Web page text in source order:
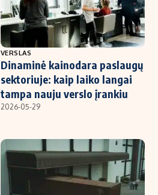
VERSLAS
Dinaminė kainodara paslaugų
sektoriuje: kaip laiko langai
tampa nauju verslo įrankiu
2026-05-29